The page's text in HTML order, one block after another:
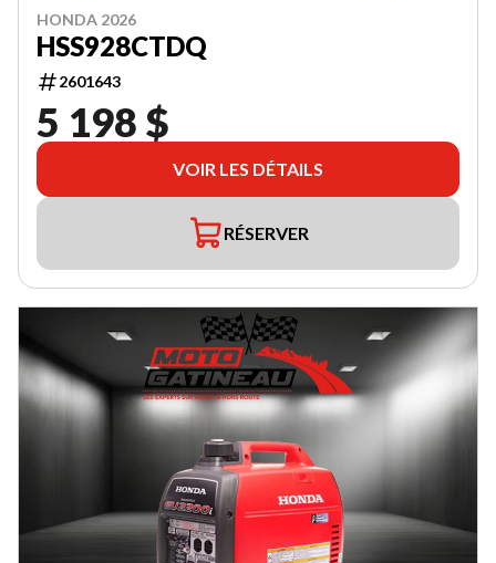
HONDA 2026
HSS928CTDQ
2601643
5 198 $
VOIR LES DÉTAILS
RÉSERVER